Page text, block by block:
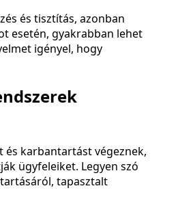
és tisztítás, azonban
esetén, gyakrabban lehet
igényel, hogy
és karbantartást végeznek,
ügyfeleiket. Legyen szó
tapasztalt